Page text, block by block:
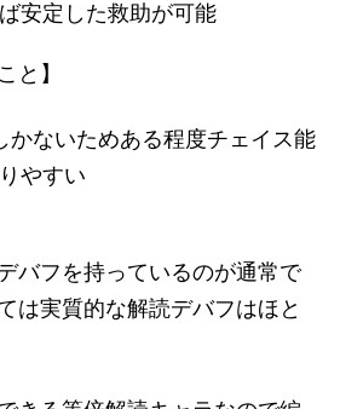
安定した救助が可能
と】
かないためある程度チェイス能
やすい
バフを持っているのが通常で
は実質的な解読デバフはほと